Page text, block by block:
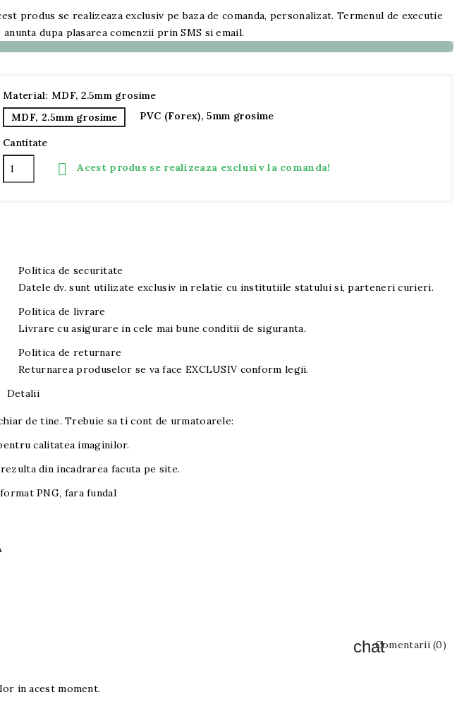
produs se realizeaza exclusiv pe baza de comanda, personalizat. Termenul de executie
anunta dupa plasarea comenzii prin SMS si email.
Material: MDF, 2.5mm grosime
MDF, 2.5mm grosime
PVC (Forex), 5mm grosime
Cantitate
 Acest produs se realizeaza exclusiv la comanda!
Politica de securitate
Datele dv. sunt utilizate exclusiv in relatie cu institutiile statului si, parteneri curieri.
Politica de livrare
Livrare cu asigurare in cele mai bune conditii de siguranta.
Politica de returnare
Returnarea produselor se va face EXCLUSIV conform legii.
Detalii
de tine. Trebuie sa ti cont de urmatoarele:
calitatea imaginilor.
din incadrarea facuta pe site.
PNG, fara fundal
Comentarii (0)
in acest moment.